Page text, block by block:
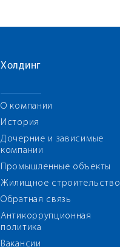
Холдинг
О компании
История
Дочерние и зависимые
компании
Промышленные объекты
Жилищное строительство
Обратная связь
Антикоррупционная
политика
Вакансии